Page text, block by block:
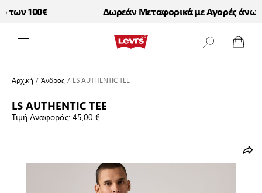
100€ Δωρεάν Μεταφορικά με Αγορές άνω
Αρχική /Άνδρας / LS AUTHENTIC TEE
LS AUTHENTIC TEE
Τιμή Αναφοράς:45,00 €